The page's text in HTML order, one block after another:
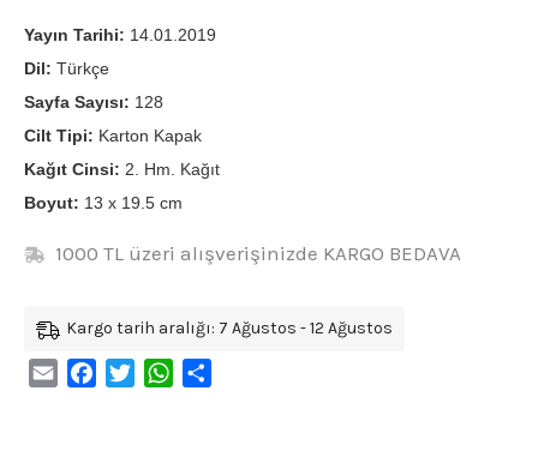
Yayın Tarihi: 14.01.2019
Dil: Türkçe
Sayfa Sayısı: 128
Cilt Tipi: Karton Kapak
Kağıt Cinsi: 2. Hm. Kağıt
Boyut: 13 x 19.5 cm
1000 TL üzeri alışverişinizde KARGO BEDAVA
Kargo tarih aralığı: 7 Ağustos - 12 Ağustos
Email FacebookTwitterWhatsApp